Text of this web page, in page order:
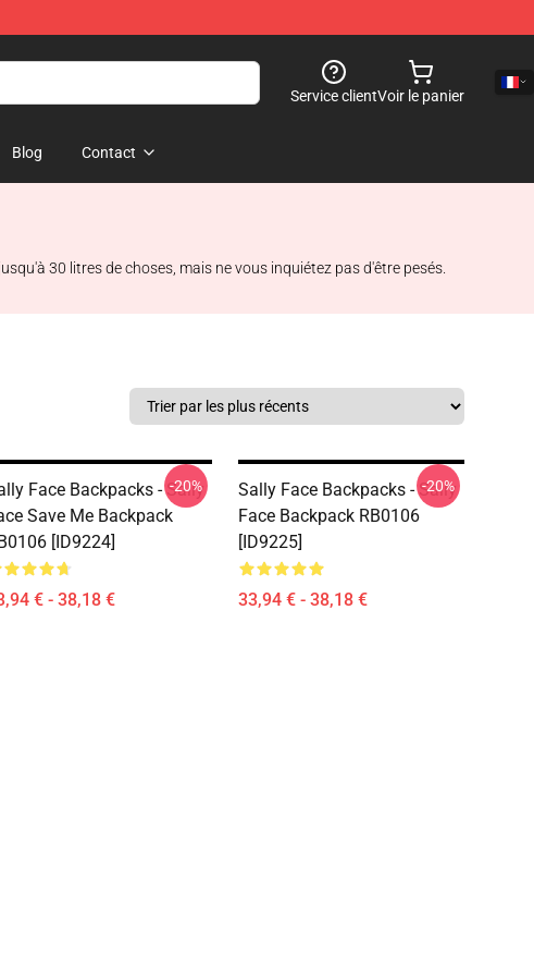
Service clientVoir le panier
Blog Contact
30 litres de choses, mais ne vous inquiétez pas d'être pesés.
Face Backpacks - Sally
Save Me Backpack
[ID9224]
€ - 38,18 €
-20%
Sally Face Backpacks - Sally
Face Backpack RB0106
[ID9225]
33,94 € - 38,18 €
-20%